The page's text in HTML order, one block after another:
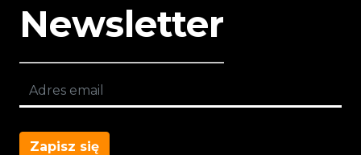
Newsletter
Zapisz się